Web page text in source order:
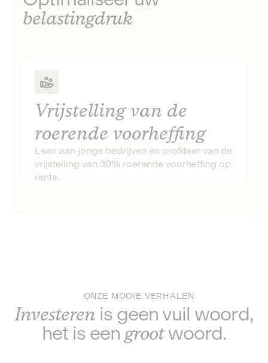
belastingdruk
Vrijstelling van de
roerende voorheffing
Leen aan jonge bedrijven en profiteer van de
vrijstelling van 30% roerende voorheffing op
rente.
ONZE MOOIE VERHALEN
Investerenis geen vuil woord,
het is een grootwoord.